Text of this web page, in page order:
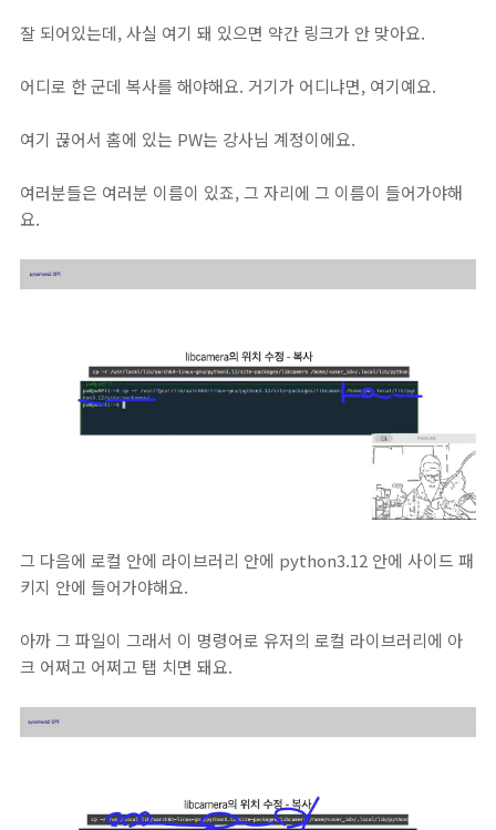
잘 되어있는데, 사실 여기 돼 있으면 약간 링크가 안 맞아요.
어디로 한 군데 복사를 해야해요. 거기가 어디냐면, 여기예요.
여기 끊어서 홈에 있는 PW는 강사님 계정이에요.
여러분들은 여러분 이름이 있죠, 그 자리에 그 이름이 들어가야해
요.
그 다음에 로컬 안에 라이브러리 안에 python3.12 안에 사이드 패
키지 안에 들어가야해요.
아까 그 파일이 그래서 이 명령어로 유저의 로컬 라이브러리에 아
크 어쩌고 어쩌고 탭 치면 돼요.